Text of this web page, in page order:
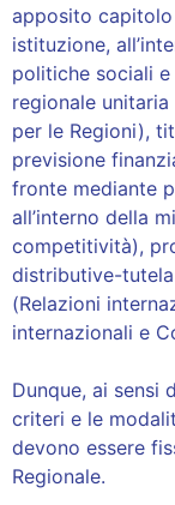
apposito
istituzione,
politiche sociali e
regionale
per le Regioni),
previsione
fronte mediante
all’interno della
competitività),
distributive-
(Relazioni
internazionali e
Dunque, ai sensi
criteri e le
devono essere
Regionale.